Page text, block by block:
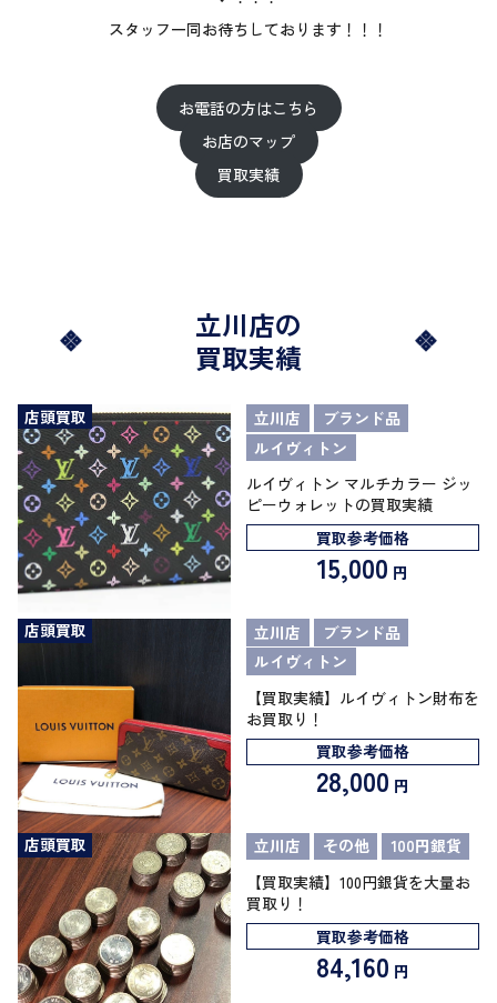
スタッフ一同お待ちしております！！！
お電話の方はこちら
お店のマップ
買取実績
立川店の
買取実績
店頭買取 立川店
ブランド品
ルイヴィトン
ルイヴィトン マルチカラー ジッ
ピーウォレットの買取実績
買取参考価格
15,000 円
店頭買取 立川店
ブランド品
ルイヴィトン
【買取実績】ルイヴィトン財布を
お買取り！
買取参考価格
28,000 円
店頭買取 立川店 その他
100円銀貨
【買取実績】100円銀貨を大量お
買取り！
買取参考価格
84,160 円